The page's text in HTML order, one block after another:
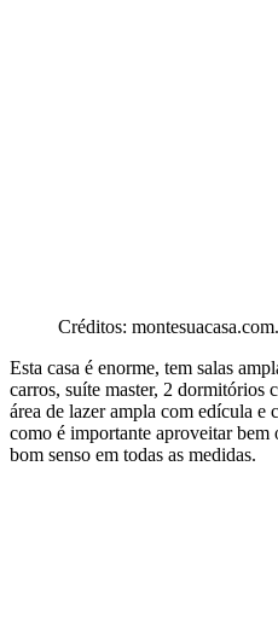
Créditos:
Esta casa é enorme, tem salas
carros, suíte master, 2 dormitórios
área de lazer ampla com edícula e
como é importante aproveitar bem
bom senso em todas as medidas.